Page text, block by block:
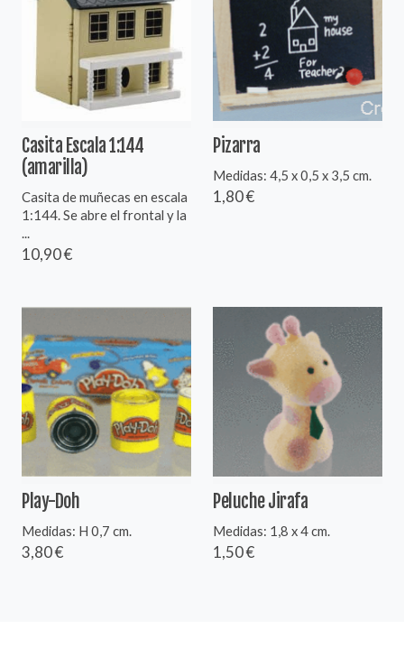
Casita Escala 1:144
(amarilla)
Casita de muñecas en escala
1:144. Se abre el frontal y la
...
10,90 €
Pizarra
Medidas: 4,5 x 0,5 x 3,5 cm.
1,80 €
Play-Doh
Medidas: H 0,7 cm.
3,80 €
Peluche Jirafa
Medidas: 1,8 x 4 cm.
1,50 €